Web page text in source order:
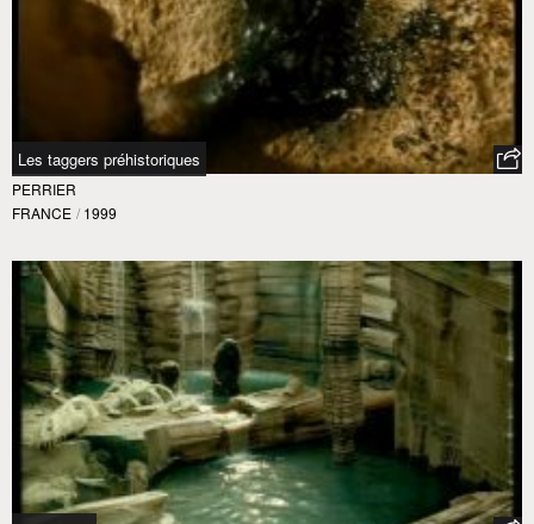
Les taggers préhistoriques
PERRIER
FRANCE / 1999